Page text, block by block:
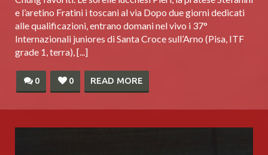
e l’aretino Fratini i toscani al via Dopo due giorni dedicati
alle qualificazioni, entrano domani nel vivo i 37°
Internazionali juniores di Santa Croce sull’Arno (Pisa, ITF
grade 1, terra), [...]
0 0 READ MORE